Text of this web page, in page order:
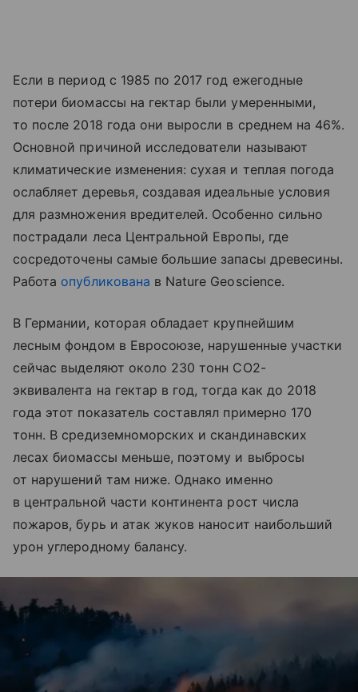
Если в период с 1985 по 2017 год ежегодные
потери биомассы на гектар были умеренными,
то после 2018 года они выросли в среднем на 46%.
Основной причиной исследователи называют
климатические изменения: сухая и теплая погода
ослабляет деревья, создавая идеальные условия
для размножения вредителей. Особенно сильно
пострадали леса Центральной Европы, где
сосредоточены самые большие запасы древесины.
Работа опубликована в Nature Geoscience.
В Германии, которая обладает крупнейшим
лесным фондом в Евросоюзе, нарушенные участки
сейчас выделяют около 230 тонн CO2-
эквивалента на гектар в год, тогда как до 2018
года этот показатель составлял примерно 170
тонн. В средиземноморских и скандинавских
лесах биомассы меньше, поэтому и выбросы
от нарушений там ниже. Однако именно
в центральной части континента рост числа
пожаров, бурь и атак жуков наносит наибольший
урон углеродному балансу.